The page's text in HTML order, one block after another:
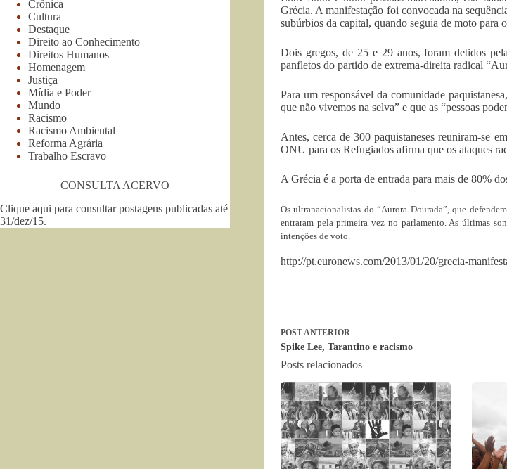
Grécia. A manifestação foi convocada na
subúrbios da capital, quando seguia de moto para
Dois gregos, de 25 e 29 anos, foram detidos
panfletos do partido de extrema-direita radical
Para um responsável da comunidade
que não vivemos na selva” e que as “pessoas
Antes, cerca de 300 paquistaneses reuniram-se
ONU para os Refugiados afirma que os ataques
A Grécia é a porta de entrada para mais de 80%
Os ultranacionalistas do “Aurora Dourada”, que
entraram pela primeira vez no parlamento. As últimas
intenções de voto.
–
http://pt.euronews.com/2013/01/20/grecia-
POSTANTERIOR
Spike Lee, Tarantino e racismo
Posts relacionados
Crônica
Cultura
Destaque
Direito ao Conhecimento
Direitos Humanos
Homenagem
Justiça
Mídia e Poder
Mundo
Racismo
Racismo Ambiental
Reforma Agrária
Trabalho Escravo
CONSULTA ACERVO
Clique aqui para consultar postagens publicadas até
31/dez/15.